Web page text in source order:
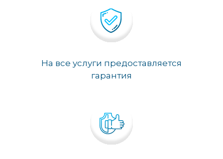
На все услуги предоставляется
гарантия